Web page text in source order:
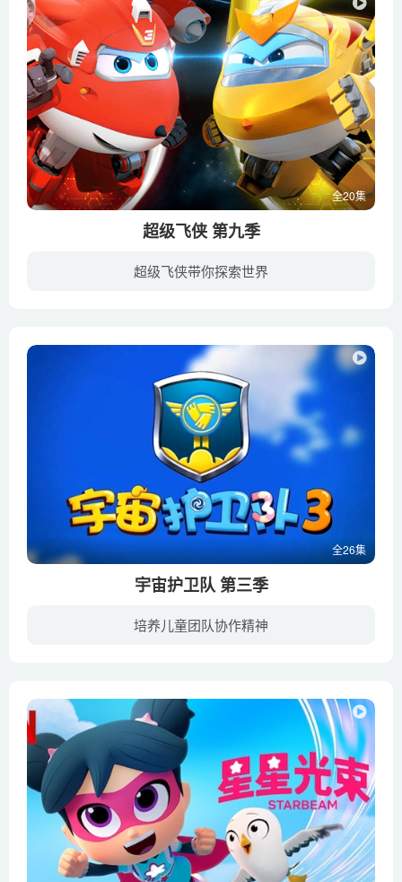
全20集
超级飞侠 第九季
超级飞侠带你探索世界
全26集
宇宙护卫队 第三季
培养儿童团队协作精神